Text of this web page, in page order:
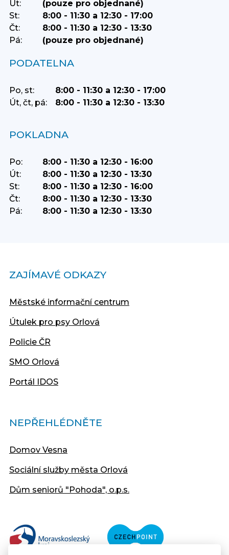
Út:
(pouze pro objednané)
St:
8:00 - 11:30 a 12:30 - 17:00
Čt:
8:00 - 11:30 a 12:30 - 13:30
Pá:
(pouze pro objednané)
PODATELNA
Po, st:
8:00 - 11:30 a 12:30 - 17:00
Út, čt, pá:
8:00 - 11:30 a 12:30 - 13:30
POKLADNA
Po:
8:00 - 11:30 a 12:30 - 16:00
Út:
8:00 - 11:30 a 12:30 - 13:30
St:
8:00 - 11:30 a 12:30 - 16:00
Čt:
8:00 - 11:30 a 12:30 - 13:30
Pá:
8:00 - 11:30 a 12:30 - 13:30
ZAJÍMAVÉ ODKAZY
Městské informační centrum
Útulek pro psy Orlová
Policie ČR
SMO Orlová
Portál IDOS
NEPŘEHLÉDNĚTE
Domov Vesna
Sociální služby města Orlová
Dům seniorů "Pohoda", o.p.s.